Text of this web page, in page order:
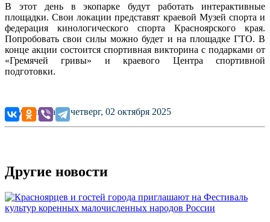
В этот день в экопарке будут работать интерактивные
площадки. Свои локации представят краевой Музей спорта и
федерация кинологического спорта Красноярского края.
Попробовать свои силы можно будет и на площадке ГТО. В
конце акции состоится спортивная викторина с подарками от
«Гремячей гривы» и краевого Центра спортивной
подготовки.
Опубликовано: четверг, 02 октября 2025
Другие новости